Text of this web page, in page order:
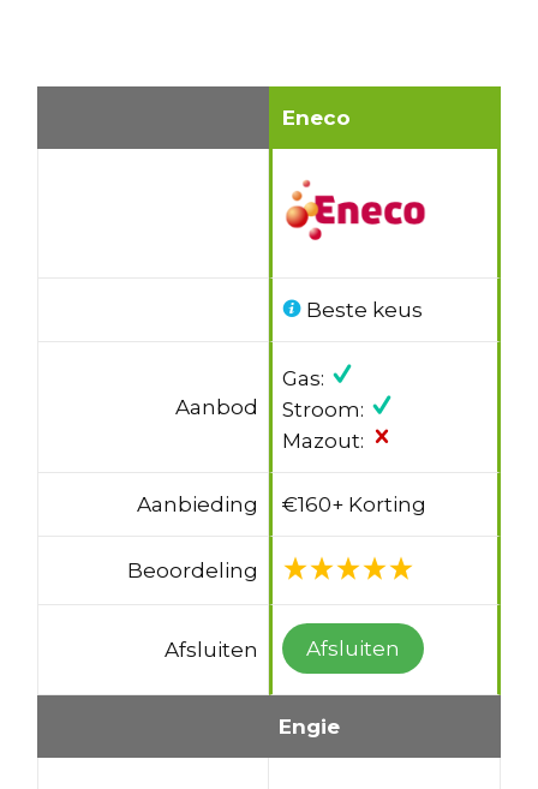
Eneco
Beste keus
Aanbod
Gas:
Stroom:
Mazout:
Aanbieding €160+ Korting
Beoordeling
Afsluiten Afsluiten
Engie